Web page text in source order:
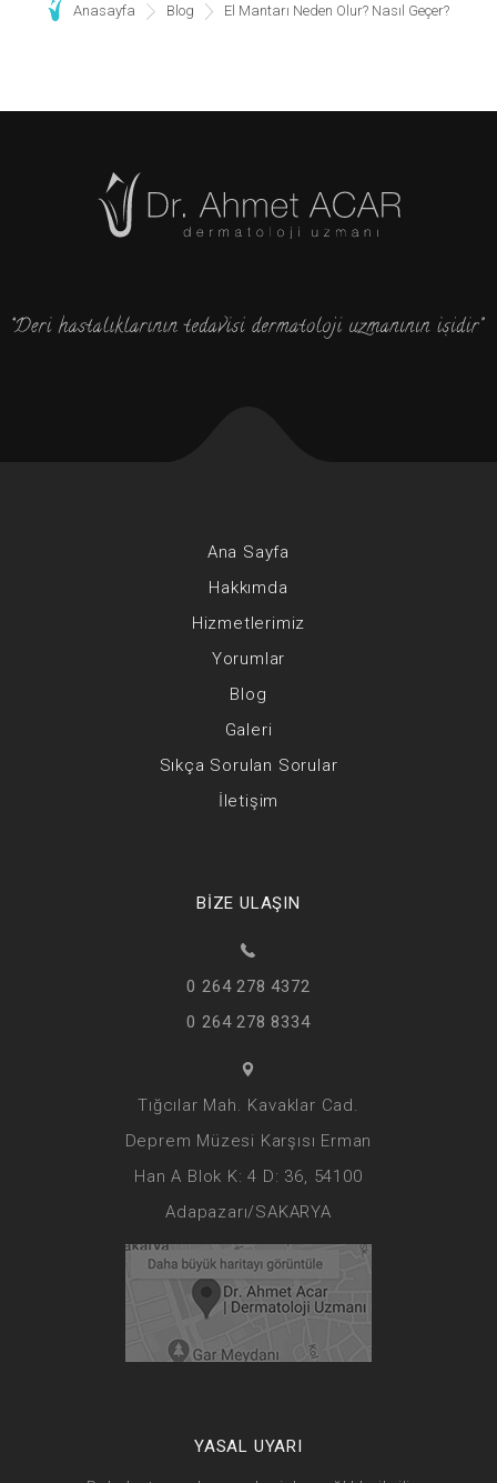
Anasayfa Blog El Mantarı Neden Olur? Nasıl Geçer?
YASAL UYARI
Ana Sayfa
Hakkımda
Hizmetlerimiz
Yorumlar
Blog
Galeri
Sıkça Sorulan Sorular
İletişim
BİZE ULAŞIN
0 264 278 4372
0 264 278 8334
Tığcılar Mah. Kavaklar Cad.
Deprem Müzesi Karşısı Erman
Han A Blok K: 4 D: 36, 54100
Adapazarı/SAKARYA